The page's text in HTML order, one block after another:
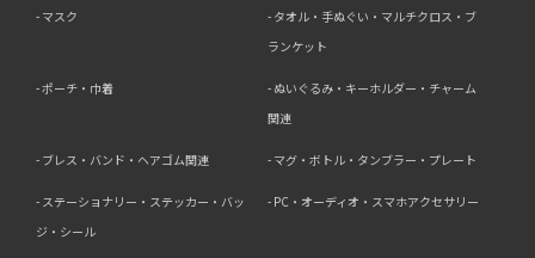
マスク
タオル・手ぬぐい・マルチクロス・ブ
ランケット
ポーチ・巾着
ぬいぐるみ・キーホルダー・チャーム
関連
ブレス・バンド・ヘアゴム関連 マグ・ボトル・タンブラー・プレート
ステーショナリー・ステッカー・バッ
ジ・シール
PC・オーディオ・スマホアクセサリー